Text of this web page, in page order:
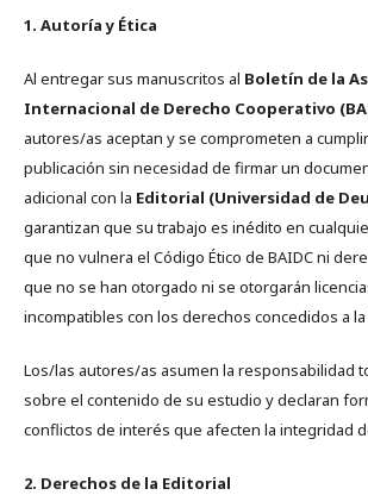
1. Autoría y Ética
Al entregar sus manuscritos al Boletín de la
Internacional de Derecho Cooperativo
autores/as aceptan y se comprometen a
publicación sin necesidad de firmar un
adicional con la Editorial (Universidad de
garantizan que su trabajo es inédito en
que no vulnera el Código Ético de BAIDC ni
que no se han otorgado ni se otorgarán
incompatibles con los derechos concedidos a la
Los/las autores/as asumen la responsabilidad
sobre el contenido de su estudio y declaran
conflictos de interés que afecten la integridad
2. Derechos de la Editorial